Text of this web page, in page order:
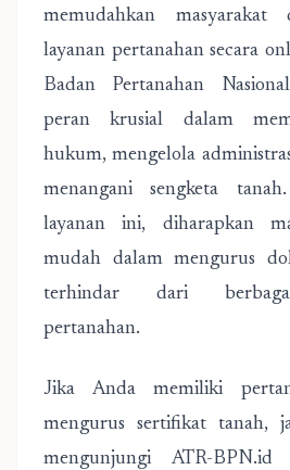
memudahkan masyarakat
layanan pertanahan secara
Badan Pertanahan
peran krusial dalam
hukum, mengelola
menangani sengketa
layanan ini, diharapkan
mudah dalam mengurus
terhindar dari
pertanahan.
Jika Anda memiliki
mengurus sertifikat tanah,
mengunjungi ATR-